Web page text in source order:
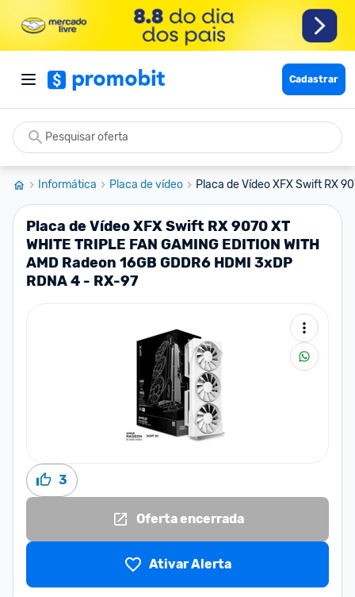
Cadastrar
Informática Placa de vídeo Placa de Vídeo XFX Swift RX
Placa de Vídeo XFX Swift RX 9070 XT
WHITE TRIPLE FAN GAMING EDITION WITH
AMD Radeon 16GB GDDR6 HDMI 3xDP
RDNA 4 - RX-97
3
Oferta encerrada
Ativar Alerta